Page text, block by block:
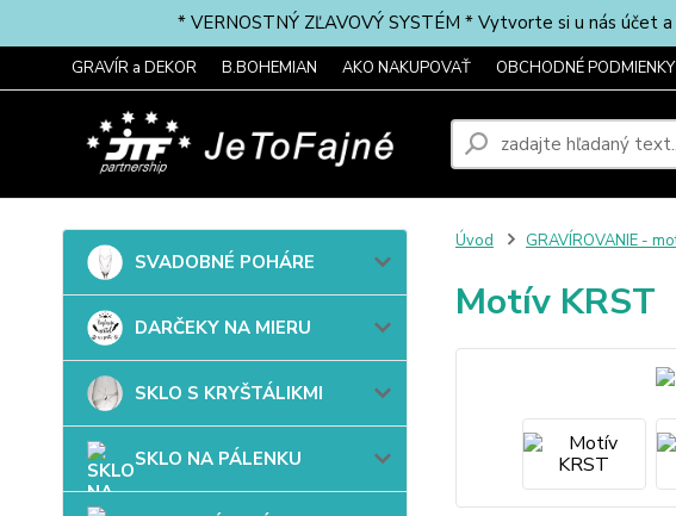
* VERNOSTNÝ ZĽAVOVÝ SYSTÉM * Vytvorte si u nás účet
GRAVÍR a DEKOR B.BOHEMIAN AKO NAKUPOVAŤ OBCHODNÉ PODMIENKY
SVADOBNÉ POHÁRE
DARČEKY NA MIERU
SKLO S KRYŠTÁLIKMI
SKLO NA PÁLENKU
Úvod GRAVÍROVANIE -
Motív KRST